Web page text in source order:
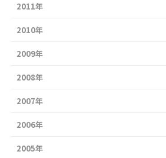
2011年
2010年
2009年
2008年
2007年
2006年
2005年